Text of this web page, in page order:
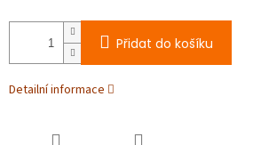
Přidat do košíku
Detailní informace